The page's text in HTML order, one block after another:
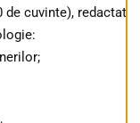
de cuvinte), redactat